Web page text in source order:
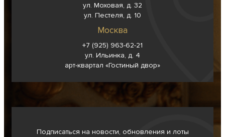
ул. Моховая, д. 32
ул. Пестеля, д. 10
Москва
+7 (925) 963-62-21
ул. Ильинка, д. 4
арт-квартал «Гостиный двор»
Подписаться на новости, обновления и лоты